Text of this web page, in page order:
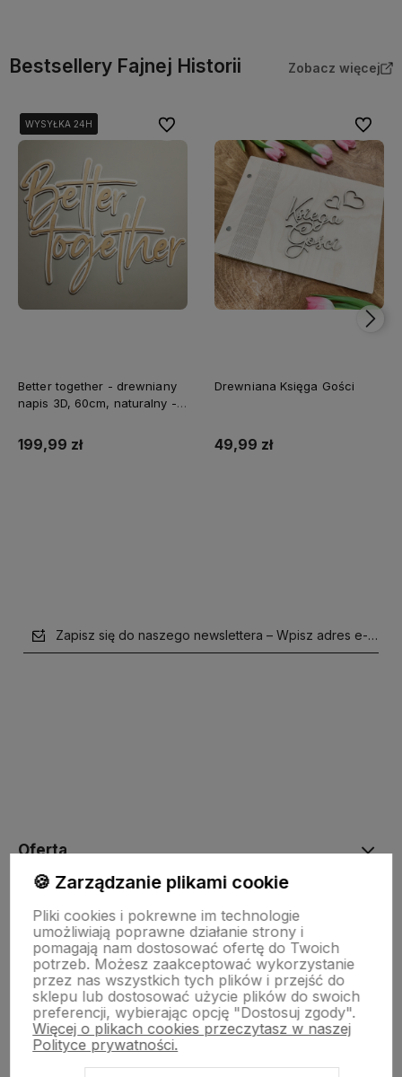
Bestsellery Fajnej Historii Zobacz więcej
WYSYŁKA 24H
WYSYŁKA 24H
WYSYŁKA 24H
Better together - drewniany
napis 3D, 60cm, naturalny -
199,99 zł
Do ulubionych
Drewniana Księga Gości
49,99 zł
Do
Zapisz się do naszego newslettera – Wpisz adres e-mail
Oferta
Drewniane dekoracje
Kolorowe skarpetki
Informacje
🍪 Zarządzanie plikami cookie
Pliki cookies i pokrewne im technologie
umożliwiają poprawne działanie strony i
pomagają nam dostosować ofertę do Twoich
potrzeb. Możesz zaakceptować wykorzystanie
przez nas wszystkich tych plików i przejść do
sklepu lub dostosować użycie plików do swoich
preferencji, wybierając opcję "Dostosuj zgody".
Więcej o plikach cookies przeczytasz w naszej
Polityce prywatności.